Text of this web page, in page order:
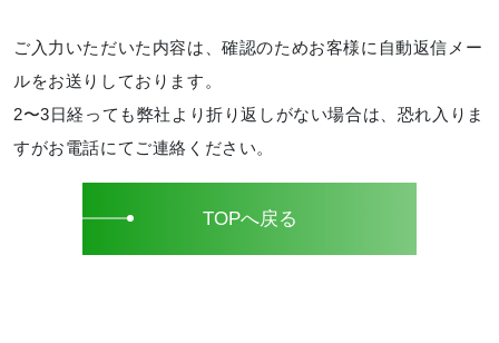
ご入力いただいた内容は、確認のためお客様に自動返信メー
ルをお送りしております。
2〜3日経っても弊社より折り返しがない場合は、恐れ入りま
すがお電話にてご連絡ください。
TOPへ戻る